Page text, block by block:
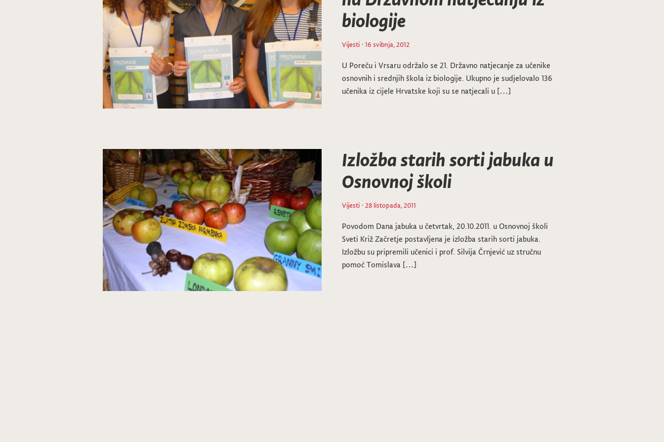
biologije
Vijesti · 16 svibnja, 2012
U Poreču i Vrsaru održalo se 21. Državno natjecanje za učenike
osnovnih i srednjih škola iz biologije. Ukupno je sudjelovalo 136
učenika iz cijele Hrvatske koji su se natjecali u […]
Izložba starih sorti jabuka u
Osnovnoj školi
Vijesti · 28 listopada, 2011
Povodom Dana jabuka u četvrtak, 20.10.2011. u Osnovnoj školi
Sveti Križ Začretje postavljena je izložba starih sorti jabuka.
Izložbu su pripremili učenici i prof. Silvija Črnjević uz stručnu
pomoć Tomislava […]